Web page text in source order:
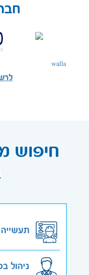
חיפוש
תעשייה
ניהול